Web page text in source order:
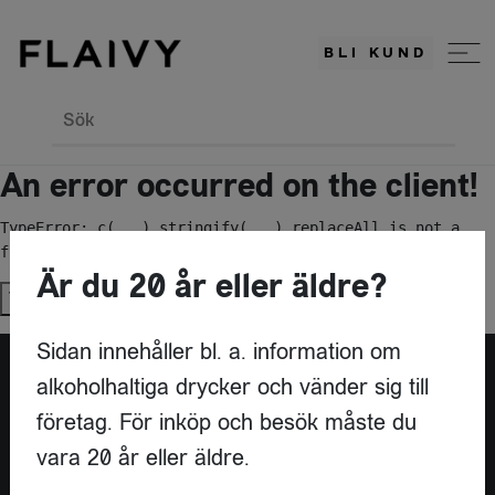
BLI KUND
Sök
An error occurred on the client!
TypeError: c(...).stringify(...).replaceAll is not a
function
Try again
Är du leverantör?
Är du 20 år eller äldre?
Sidan innehåller bl. a. information om
alkoholhaltiga drycker och vänder sig till
företag. För inköp och besök måste du
vara 20 år eller äldre.